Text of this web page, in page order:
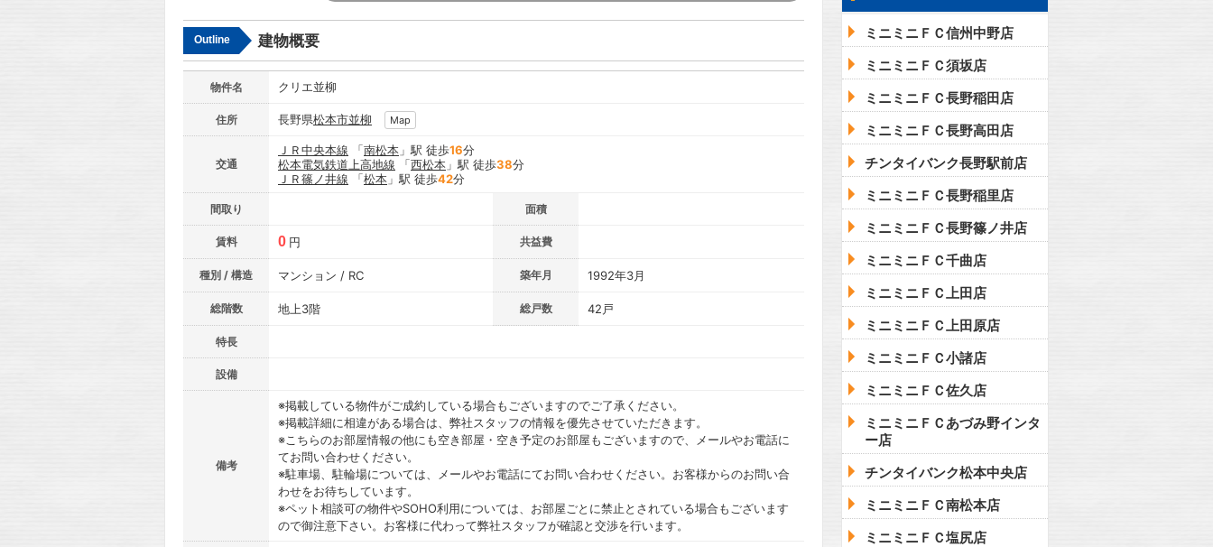
Outline 建物概要
物件名 クリエ並柳
住所 長野県松本市並柳 Map
交通
ＪＲ中央本線 「南松本 」駅 徒歩16分
松本電気鉄道上高地線 「西松本 」駅 徒歩38分
ＪＲ篠ノ井線 「松本 」駅 徒歩42分
間取り 面積
賃料 0 円 共益費
種別 / 構造 マンション / RC 築年月 1992年3月
総階数 地上3階 総戸数 42戸
特長
設備
備考
※掲載している物件がご成約している場合もございますのでご了承ください。
※掲載詳細に相違がある場合は、弊社スタッフの情報を優先させていただきます。
※こちらのお部屋情報の他にも空き部屋・空き予定のお部屋もございますので、メールやお電話に
てお問い合わせください。
※駐車場、駐輪場については、メールやお電話にてお問い合わせください。お客様からのお問い合
わせをお待ちしています。
※ペット相談可の物件やSOHO利用については、お部屋ごとに禁止とされている場合もございます
ので御注意下さい。お客様に代わって弊社スタッフが確認と交渉を行います。
ミニミニＦＣ信州中野店
ミニミニＦＣ須坂店
ミニミニＦＣ長野稲田店
ミニミニＦＣ長野高田店
チンタイバンク長野駅前店
ミニミニＦＣ長野稲里店
ミニミニＦＣ長野篠ノ井店
ミニミニＦＣ千曲店
ミニミニＦＣ上田店
ミニミニＦＣ上田原店
ミニミニＦＣ小諸店
ミニミニＦＣ佐久店
ミニミニＦＣあづみ野インタ
ー店
チンタイバンク松本中央店
ミニミニＦＣ南松本店
ミニミニＦＣ塩尻店